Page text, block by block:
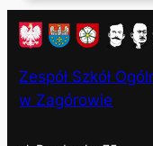
Zespół Szkół
w Zagórowie